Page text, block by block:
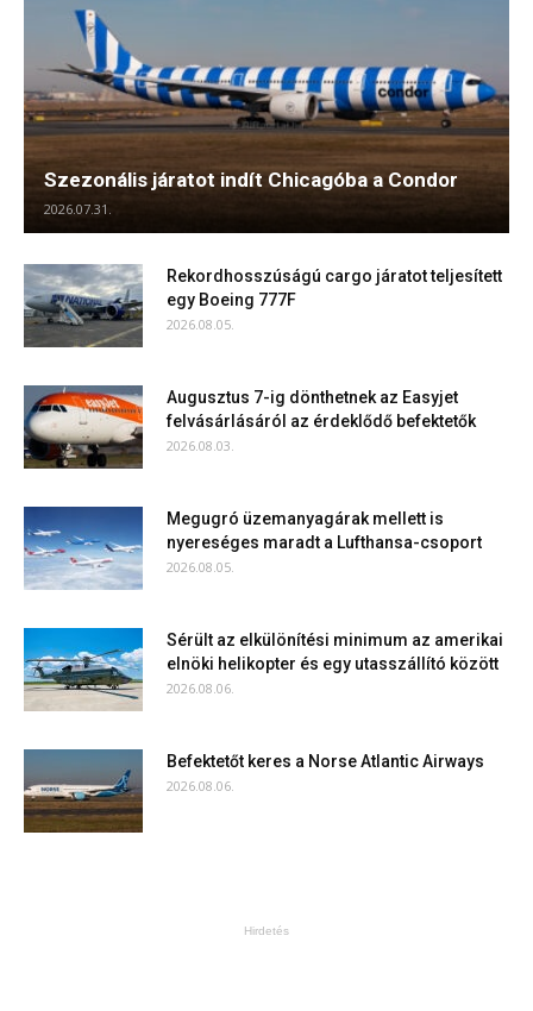
Szezonális járatot indít Chicagóba a Condor
2026.07.31.
Rekordhosszúságú cargo járatot teljesített
egy Boeing 777F
2026.08.05.
Augusztus 7-ig dönthetnek az Easyjet
felvásárlásáról az érdeklődő befektetők
2026.08.03.
Megugró üzemanyagárak mellett is
nyereséges maradt a Lufthansa-csoport
2026.08.05.
Sérült az elkülönítési minimum az amerikai
elnöki helikopter és egy utasszállító között
2026.08.06.
Befektetőt keres a Norse Atlantic Airways
2026.08.06.
Hirdetés